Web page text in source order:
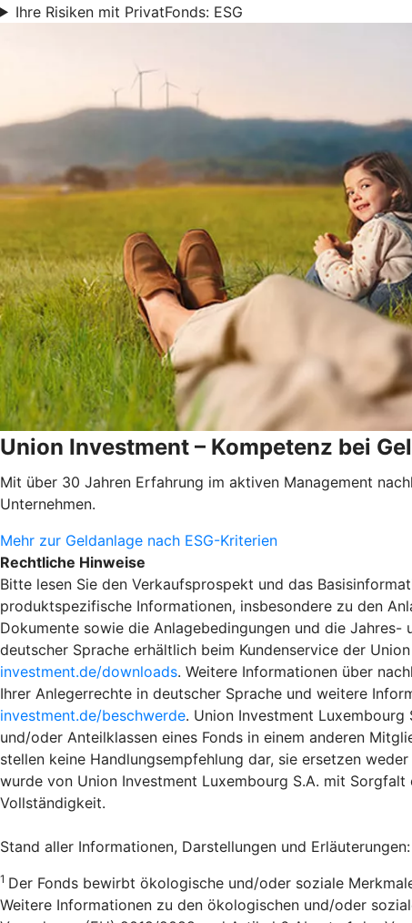
Ihre Risiken mit PrivatFonds: ESG
Union Investment – Kompetenz bei
Mit über 30 Jahren Erfahrung im aktiven Management
Unternehmen.
Mehr zur Geldanlage nach ESG-Kriterien
Rechtliche Hinweise
Bitte lesen Sie den Verkaufsprospekt und das
produktspezifische Informationen, insbesondere zu den
Dokumente sowie die Anlagebedingungen und die
deutscher Sprache erhältlich beim Kundenservice der
investment.de/downloads. Weitere Informationen über
Ihrer Anlegerrechte in deutscher Sprache und weitere
investment.de/beschwerde. Union Investment
und/oder Anteilklassen eines Fonds in einem anderen
stellen keine Handlungsempfehlung dar, sie ersetzen
wurde von Union Investment Luxembourg S.A. mit
Vollständigkeit.
Stand aller Informationen, Darstellungen und
1 Der Fonds bewirbt ökologische und/oder soziale
Weitere Informationen zu den ökologischen und/oder